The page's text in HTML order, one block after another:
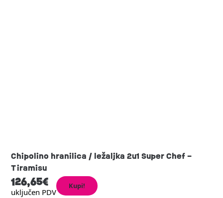
Chipolino hranilica / ležaljka 2u1 Super Chef –
Tiramisu
126,65€
uključen PDV
Kupi!